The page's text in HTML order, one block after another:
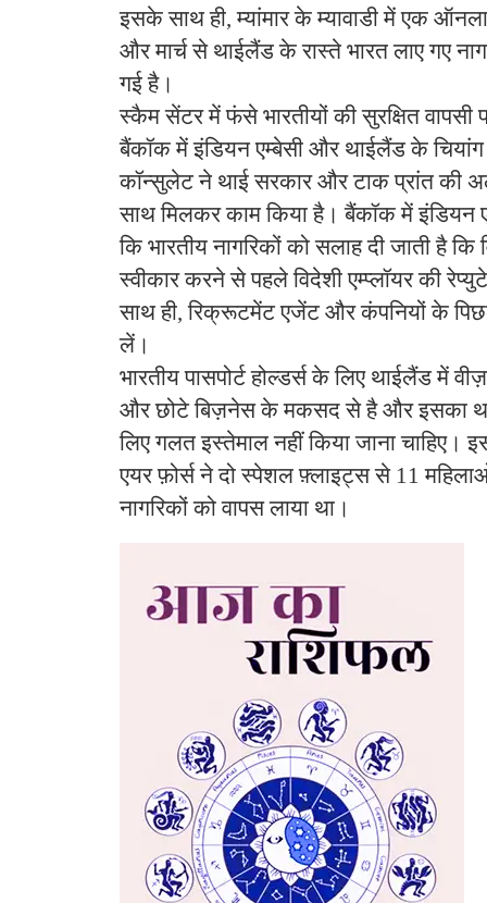
इसके साथ ही, म्यांमार के म्यावाडी में एक
और मार्च से थाईलैंड के रास्ते भारत लाए गए
गई है।
स्कैम सेंटर में फंसे भारतीयों की सुरक्षित
बैंकॉक में इंडियन एम्बेसी और थाईलैंड के चियांग
कॉन्सुलेट ने थाई सरकार और टाक प्रांत की
साथ मिलकर काम किया है। बैंकॉक में इंडियन
कि भारतीय नागरिकों को सलाह दी जाती है
स्वीकार करने से पहले विदेशी एम्प्लॉयर की
साथ ही, रिक्रूटमेंट एजेंट और कंपनियों के
लें।
भारतीय पासपोर्ट होल्डर्स के लिए थाईलैंड में
और छोटे बिज़नेस के मकसद से है और इसका
लिए गलत इस्तेमाल नहीं किया जाना चाहिए।
एयर फ़ोर्स ने दो स्पेशल फ़्लाइट्स से 11
नागरिकों को वापस लाया था।